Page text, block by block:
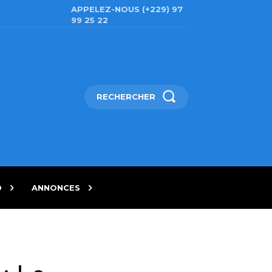
APPELEZ-NOUS (+229) 97
99 25 22
RECHERCHER
ANNONCES